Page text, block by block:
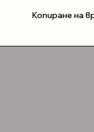
Копиране на